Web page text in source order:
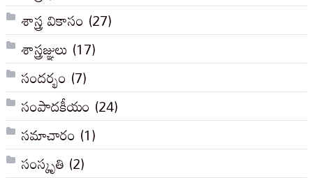
శాస్త్ర వికాసం (27)
శాస్త్రజ్ఞులు (17)
సందర్భం (7)
సంపాదకీయం (24)
సమాచారం (1)
సంస్కృతి (2)